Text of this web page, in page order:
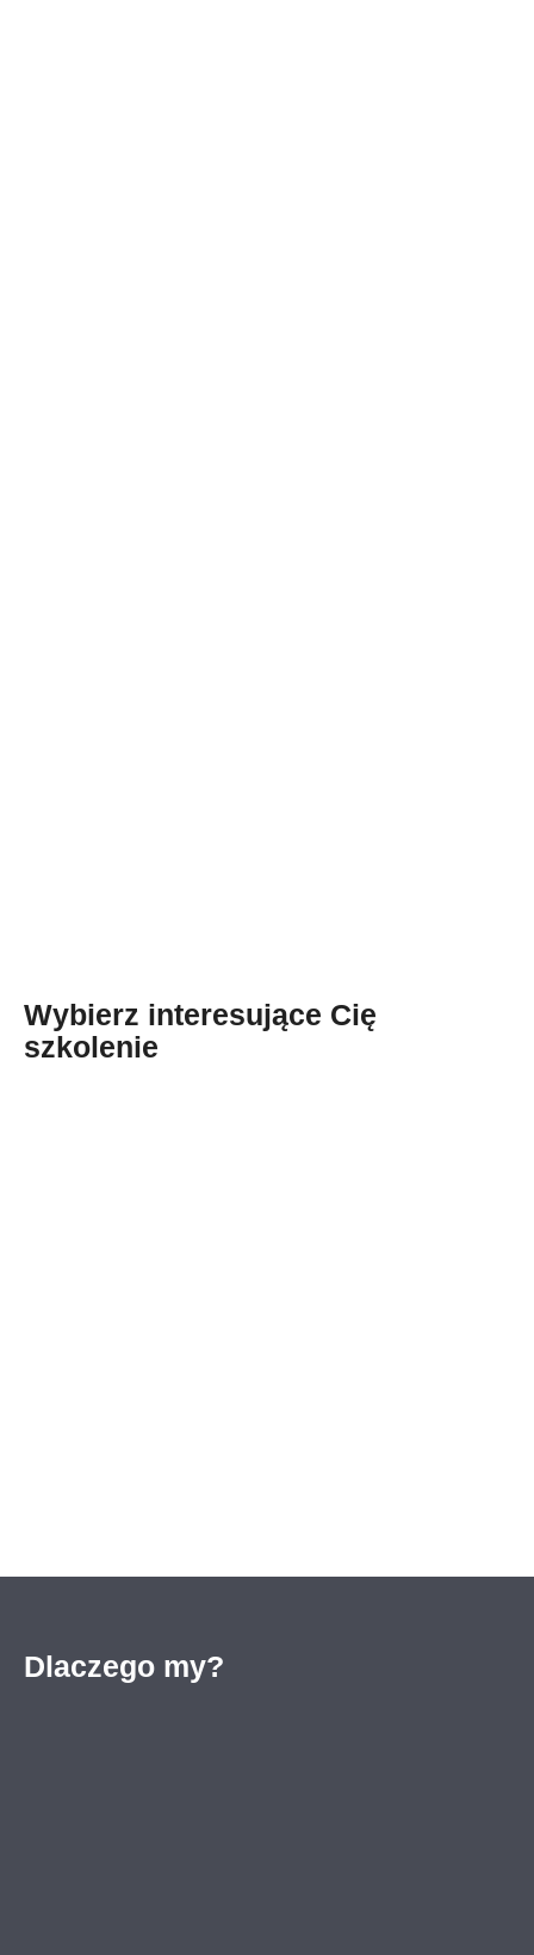
Wybierz interesujące Cię
szkolenie
Dlaczego my?